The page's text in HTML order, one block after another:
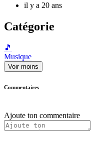
il y a 20 ans
Catégorie
🎵
Musique
Voir moins
Commentaires
Ajoute ton commentaire